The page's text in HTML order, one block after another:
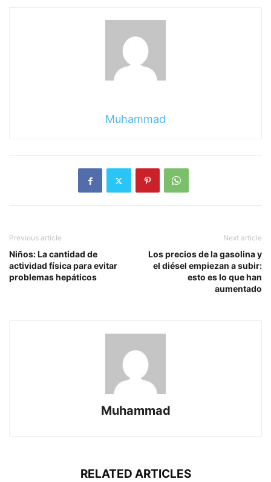
Muhammad
Previous article
Niños: La cantidad de
actividad física para evitar
problemas hepáticos
Next article
Los precios de la gasolina y
el diésel empiezan a subir:
esto es lo que han
aumentado
Muhammad
RELATED ARTICLES